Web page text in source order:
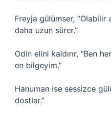
Freyja gülümser,
daha uzun sürer.”
Odin elini kaldırır, “Ben
en bilgeyim.”
Hanuman ise sessizce
dostlar.”